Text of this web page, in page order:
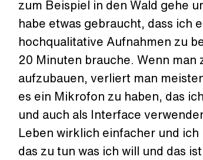
zum Beispiel in den Wald gehe
habe etwas gebraucht, dass ich
hochqualitative Aufnahmen zu
20 Minuten brauche. Wenn man
aufzubauen, verliert man
es ein Mikrofon zu haben, das
und auch als Interface
Leben wirklich einfacher und
das zu tun was ich will und das